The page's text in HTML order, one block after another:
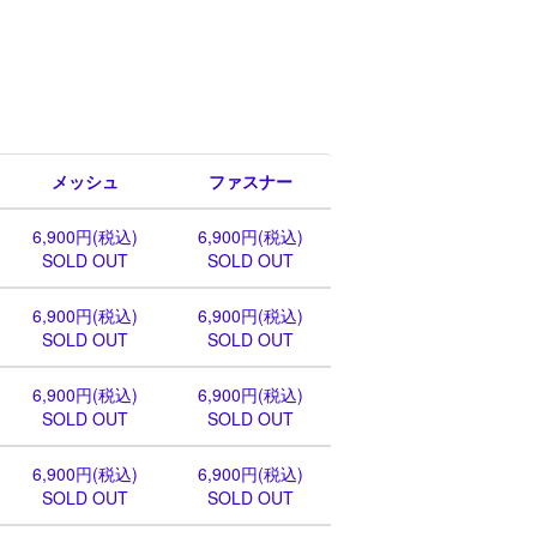
メッシュ ファスナー
6,900円(税込)
SOLD OUT
6,900円(税込)
SOLD OUT
6,900円(税込)
SOLD OUT
6,900円(税込)
SOLD OUT
6,900円(税込)
SOLD OUT
6,900円(税込)
SOLD OUT
6,900円(税込)
SOLD OUT
6,900円(税込)
SOLD OUT